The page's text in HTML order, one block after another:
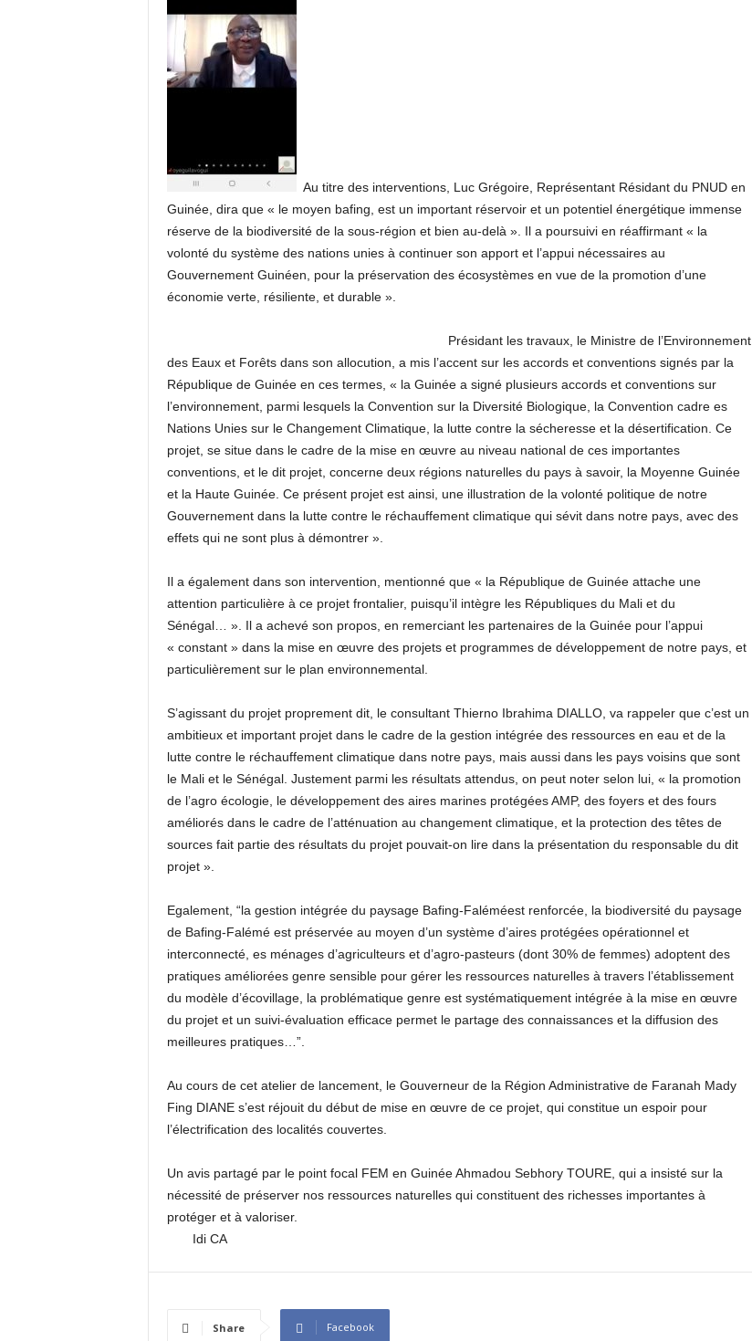
Au titre des interventions, Luc Grégoire, Représentant Résidant du PNUD en
Guinée, dira que « le moyen bafing, est un important réservoir et un potentiel énergétique immense
réserve de la biodiversité de la sous-région et bien au-delà ». Il a poursuivi en réaffirmant « la
volonté du système des nations unies à continuer son apport et l’appui nécessaires au
Gouvernement Guinéen, pour la préservation des écosystèmes en vue de la promotion d’une
économie verte, résiliente, et durable ».
Présidant les travaux, le Ministre de l’Environnement
des Eaux et Forêts dans son allocution, a mis l’accent sur les accords et conventions signés par la
République de Guinée en ces termes, « la Guinée a signé plusieurs accords et conventions sur
l’environnement, parmi lesquels la Convention sur la Diversité Biologique, la Convention cadre es
Nations Unies sur le Changement Climatique, la lutte contre la sécheresse et la désertification. Ce
projet, se situe dans le cadre de la mise en œuvre au niveau national de ces importantes
conventions, et le dit projet, concerne deux régions naturelles du pays à savoir, la Moyenne Guinée
et la Haute Guinée. Ce présent projet est ainsi, une illustration de la volonté politique de notre
Gouvernement dans la lutte contre le réchauffement climatique qui sévit dans notre pays, avec des
effets qui ne sont plus à démontrer ».
Il a également dans son intervention, mentionné que « la République de Guinée attache une
attention particulière à ce projet frontalier, puisqu’il intègre les Républiques du Mali et du
Sénégal… ». Il a achevé son propos, en remerciant les partenaires de la Guinée pour l’appui
« constant » dans la mise en œuvre des projets et programmes de développement de notre pays, et
particulièrement sur le plan environnemental.
S’agissant du projet proprement dit, le consultant Thierno Ibrahima DIALLO, va rappeler que c’est un
ambitieux et important projet dans le cadre de la gestion intégrée des ressources en eau et de la
lutte contre le réchauffement climatique dans notre pays, mais aussi dans les pays voisins que sont
le Mali et le Sénégal. Justement parmi les résultats attendus, on peut noter selon lui, « la promotion
de l’agro écologie, le développement des aires marines protégées AMP, des foyers et des fours
améliorés dans le cadre de l’atténuation au changement climatique, et la protection des têtes de
sources fait partie des résultats du projet pouvait-on lire dans la présentation du responsable du dit
projet ».
Egalement, “la gestion intégrée du paysage Bafing-Faléméest renforcée, la biodiversité du paysage
de Bafing-Falémé est préservée au moyen d’un système d’aires protégées opérationnel et
interconnecté, es ménages d’agriculteurs et d’agro-pasteurs (dont 30% de femmes) adoptent des
pratiques améliorées genre sensible pour gérer les ressources naturelles à travers l’établissement
du modèle d’écovillage, la problématique genre est systématiquement intégrée à la mise en œuvre
du projet et un suivi-évaluation efficace permet le partage des connaissances et la diffusion des
meilleures pratiques…”.
Au cours de cet atelier de lancement, le Gouverneur de la Région Administrative de Faranah Mady
Fing DIANE s’est réjouit du début de mise en œuvre de ce projet, qui constitue un espoir pour
l’électrification des localités couvertes.
Un avis partagé par le point focal FEM en Guinée Ahmadou Sebhory TOURE, qui a insisté sur la
nécessité de préserver nos ressources naturelles qui constituent des richesses importantes à
protéger et à valoriser.
Idi CA
Share Facebook